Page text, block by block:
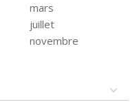
mars
juillet
novembre